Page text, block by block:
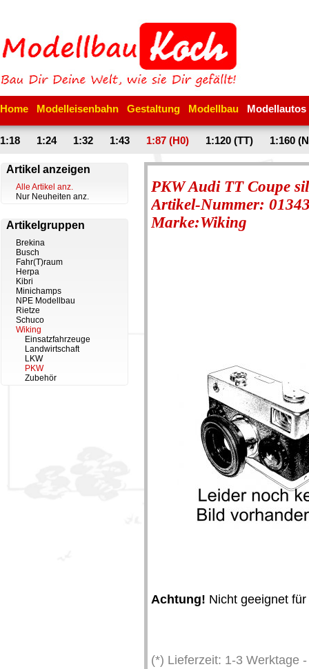
Home Modelleisenbahn Gestaltung Modellbau Modellautos
1:18 1:24 1:32 1:43 1:87 (H0) 1:120 (TT) 1:160
Artikel anzeigen
Alle Artikel anz.
Nur Neuheiten anz.
Artikelgruppen
Brekina
Busch
Fahr(T)raum
Herpa
Kibri
Minichamps
NPE Modellbau
Rietze
Schuco
Wiking
Einsatzfahrzeuge
Landwirtschaft
LKW
PKW
Zubehör
PKW Audi TT Coupe
Artikel-Nummer:
Marke:Wiking
Achtung! Nicht geeignet
(*) Lieferzeit: 1-3 Werktage